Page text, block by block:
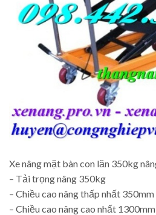
Xe nâng mặt bàn con lăn 350kg
– Tải trọng nâng 350kg
– Chiều cao nâng thấp nhất 350mm
– Chiều cao nâng cao nhất 1300mm